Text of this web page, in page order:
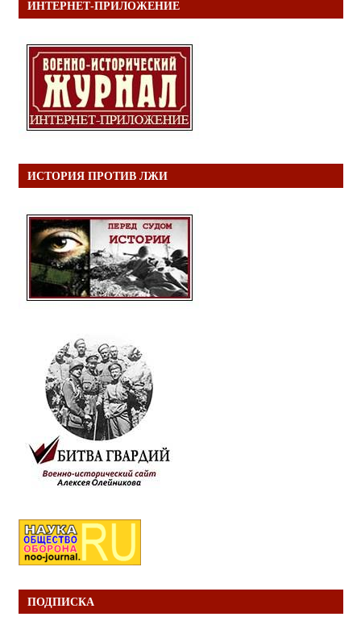
ИНТЕРНЕТ-ПРИЛОЖЕНИЕ
ИСТОРИЯ ПРОТИВ ЛЖИ
ПОДПИСКА